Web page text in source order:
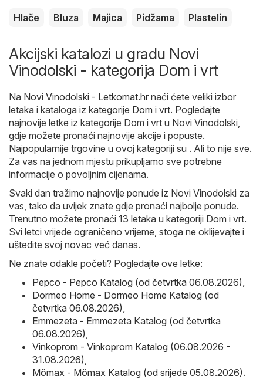
Hlače Bluza Majica Pidžama Plastelin
Akcijski katalozi u gradu Novi
Vinodolski - kategorija Dom i vrt
Na Novi Vinodolski - Letkomat.hr naći ćete veliki izbor
letaka i kataloga iz kategorije Dom i vrt. Pogledajte
najnovije letke iz kategorije Dom i vrt u Novi Vinodolski,
gdje možete pronaći najnovije akcije i popuste.
Najpopularnije trgovine u ovoj kategoriji su . Ali to nije sve.
Za vas na jednom mjestu prikupljamo sve potrebne
informacije o povoljnim cijenama.
Svaki dan tražimo najnovije ponude iz Novi Vinodolski za
vas, tako da uvijek znate gdje pronaći najbolje ponude.
Trenutno možete pronaći 13 letaka u kategoriji Dom i vrt.
Svi letci vrijede ograničeno vrijeme, stoga ne oklijevajte i
uštedite svoj novac već danas.
Ne znate odakle početi? Pogledajte ove letke:
Pepco - Pepco Katalog (od četvrtka 06.08.2026)
Dormeo Home - Dormeo Home Katalog (od
četvrtka 06.08.2026)
Emmezeta - Emmezeta Katalog (od četvrtka
06.08.2026)
Vinkoprom - Vinkoprom Katalog (06.08.2026 -
31.08.2026)
Mömax - Mömax Katalog (od srijede 05.08.2026).